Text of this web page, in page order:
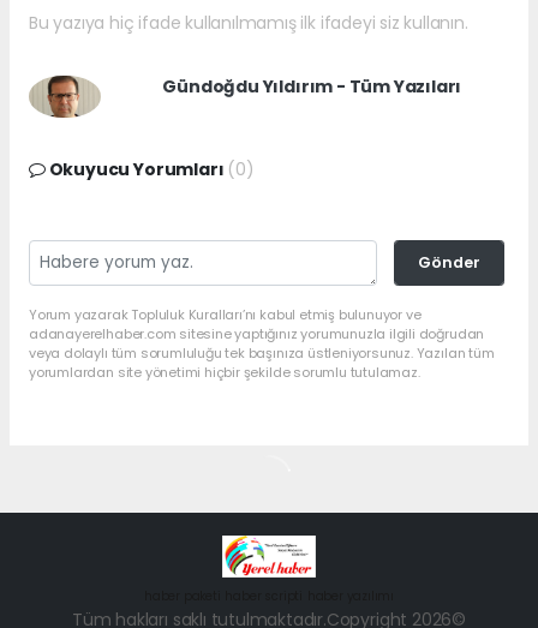
Bu yazıya hiç ifade kullanılmamış ilk ifadeyi siz kullanın.
Gündoğdu Yıldırım - Tüm Yazıları
Okuyucu Yorumları (0)
Gönder
Yorum yazarak Topluluk Kuralları’nı kabul etmiş bulunuyor ve
adanayerelhaber.com sitesine yaptığınız yorumunuzla ilgili doğrudan
veya dolaylı tüm sorumluluğu tek başınıza üstleniyorsunuz. Yazılan tüm
yorumlardan site yönetimi hiçbir şekilde sorumlu tutulamaz.
Tüm hakları saklı tutulmaktadır.Copyright 2026©